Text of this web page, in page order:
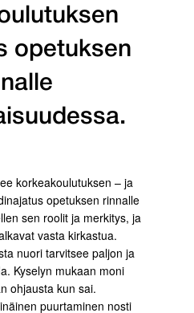
opetuksen
korkeakoulutuksen – ja
opetuksen rinnalle
sen roolit ja merkitys, ja
vasta kirkastua.
nuori tarvitsee paljon ja
Kyselyn mukaan moni
ohjausta kun sai.
puurtaminen nosti